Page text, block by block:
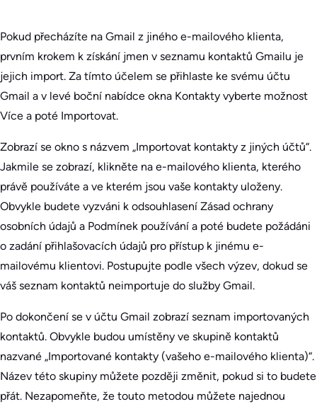
Pokud přecházíte na Gmail z jiného e-mailového klienta,
prvním krokem k získání jmen v seznamu kontaktů Gmailu je
jejich import. Za tímto účelem se přihlaste ke svému účtu
Gmail a v levé boční nabídce okna Kontakty vyberte možnost
Více a poté Importovat.
Zobrazí se okno s názvem „Importovat kontakty z jiných účtů“.
Jakmile se zobrazí, klikněte na e-mailového klienta, kterého
právě používáte a ve kterém jsou vaše kontakty uloženy.
Obvykle budete vyzváni k odsouhlasení Zásad ochrany
osobních údajů a Podmínek používání a poté budete požádáni
o zadání přihlašovacích údajů pro přístup k jinému e-
mailovému klientovi. Postupujte podle všech výzev, dokud se
váš seznam kontaktů neimportuje do služby Gmail.
Po dokončení se v účtu Gmail zobrazí seznam importovaných
kontaktů. Obvykle budou umístěny ve skupině kontaktů
nazvané „Importované kontakty (vašeho e-mailového klienta)“.
Název této skupiny můžete později změnit, pokud si to budete
přát. Nezapomeňte, že touto metodou můžete najednou